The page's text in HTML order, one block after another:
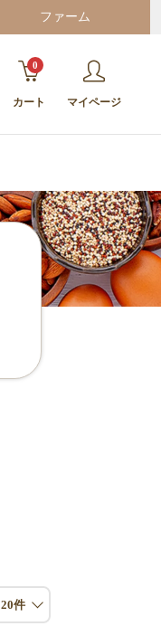
ファーム
0
カート マイページ
20件